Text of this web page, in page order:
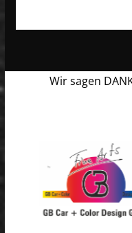
Wir sagen